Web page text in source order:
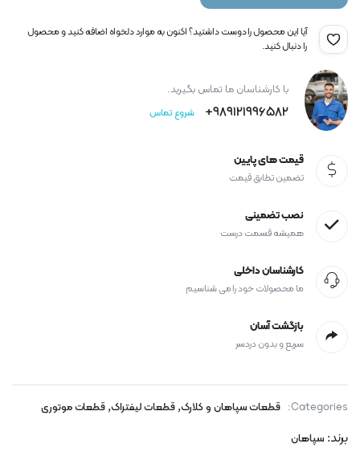
آیا این محصول را دوست داشتید؟ اکنون به موارد دلخواه اضافه کنید و محصول
را دنبال کنید.
با کارشناسان ما تماس بگیرید.
989121996582+ شروع تماس
قیمت های پایین
تضمین تطابق قیمت
نصب تضمینی
همیشه قسمت درست
کارشناسان داخلی
ما محصولات خود را می شناسیم
بازگشت آسان
سریع و بدون دردسر
Categories: قطعات سپاهان و کلارک,قطعات لیفتراک, قطعات موتوری
برند: سپاهان